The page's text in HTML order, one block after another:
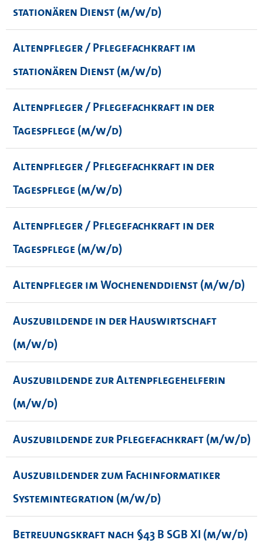
stationären Dienst (m/w/d)
Altenpfleger / Pflegefachkraft im
stationären Dienst (m/w/d)
Altenpfleger / Pflegefachkraft in der
Tagespflege (m/w/d)
Altenpfleger / Pflegefachkraft in der
Tagespflege (m/w/d)
Altenpfleger / Pflegefachkraft in der
Tagespflege (m/w/d)
Altenpfleger im Wochenenddienst (m/w/d)
Auszubildende in der Hauswirtschaft
(m/w/d)
Auszubildende zur Altenpflegehelferin
(m/w/d)
Auszubildende zur Pflegefachkraft (m/w/d)
Auszubildender zum Fachinformatiker
Systemintegration (m/w/d)
Betreuungskraft nach §43 B SGB XI (m/w/d)